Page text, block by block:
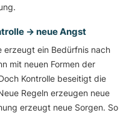
→ neue Angst
erzeugt ein Bedürfnis nach
mit neuen Formen der
Kontrolle beseitigt die
Regeln erzeugen neue
erzeugt neue Sorgen. So